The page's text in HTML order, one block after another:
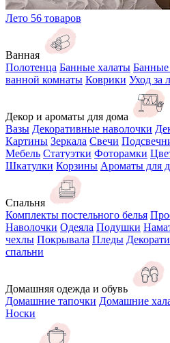
Лето 56 товаров
Ванная
Полотенца Банные халаты Банные
ванной комнаты Коврики Уход за
Декор и ароматы для дома
Вазы Декоративные наволочки
Картины Зеркала Свечи
Мебель Статуэтки Фоторамки
Шкатулки Корзины Ароматы для
Спальня
Комплекты постельного белья
Наволочки Одеяла Подушки
чехлы Покрывала Пледы
спальни
Домашняя одежда и обувь
Домашние тапочки Домашние
Носки